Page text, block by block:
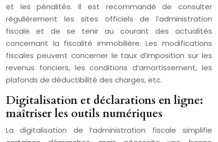
et les pénalités. Il est recommandé de consulter
régulièrement les sites officiels de l’administration
fiscale et de se tenir au courant des actualités
concernant la fiscalité immobilière. Les modifications
fiscales peuvent concerner le taux d’imposition sur les
revenus fonciers, les conditions d’amortissement, les
plafonds de déductibilité des charges, etc.
Digitalisation et déclarations en ligne:
maîtriser les outils numériques
La digitalisation de l’administration fiscale simplifie